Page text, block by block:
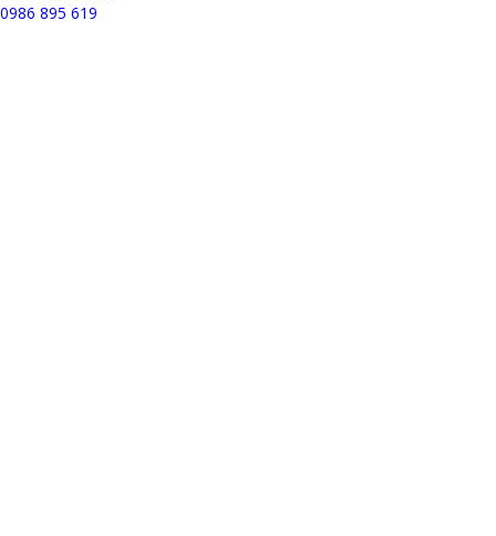
0986 895 619